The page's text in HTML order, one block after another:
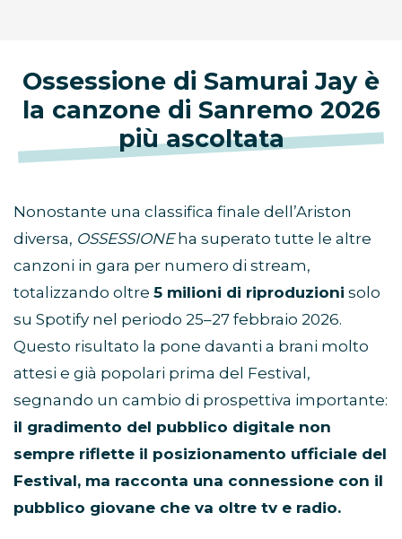
Ossessione di Samurai Jay è
la canzone di Sanremo 2026
più ascoltata
Nonostante una classifica finale dell’Ariston
diversa, OSSESSIONEha superato tutte le altre
canzoni in gara per numero di stream,
totalizzando oltre 5 milioni di riproduzioni solo
su Spotify nel periodo 25–27 febbraio 2026.
Questo risultato la pone davanti a brani molto
attesi e già popolari prima del Festival,
segnando un cambio di prospettiva importante:
il gradimento del pubblico digitale non
sempre riflette il posizionamento ufficiale del
Festival, ma racconta una connessione con il
pubblico giovane che va oltre tv e radio.